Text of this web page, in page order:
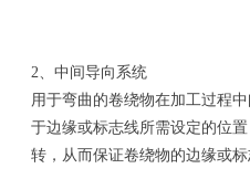
2、中间导向系统
用于弯曲的卷绕物在加工过程
于边缘或标志线所需设定的位
转，从而保证卷绕物的边缘或